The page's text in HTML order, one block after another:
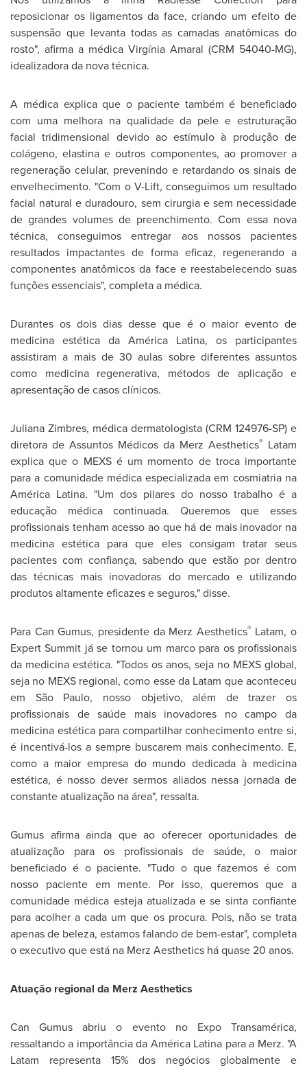
reposicionar os ligamentos da face, criando um efeito de
suspensão que levanta todas as camadas anatômicas do
rosto", afirma a médica Virgínia Amaral (CRM 54040-MG),
idealizadora da nova técnica.
A médica explica que o paciente também é beneficiado
com uma melhora na qualidade da pele e estruturação
facial tridimensional devido ao estímulo à produção de
colágeno, elastina e outros componentes, ao promover a
regeneração celular, prevenindo e retardando os sinais de
envelhecimento. "Com o V-Lift, conseguimos um resultado
facial natural e duradouro, sem cirurgia e sem necessidade
de grandes volumes de preenchimento. Com essa nova
técnica, conseguimos entregar aos nossos pacientes
resultados impactantes de forma eficaz, regenerando a
componentes anatômicos da face e reestabelecendo suas
funções essenciais", completa a médica.
Durantes os dois dias desse que é o maior evento de
medicina estética da América Latina, os participantes
assistiram a mais de 30 aulas sobre diferentes assuntos
como medicina regenerativa, métodos de aplicação e
apresentação de casos clínicos.
Juliana Zimbres, médica dermatologista (CRM 124976-SP) e
diretora de Assuntos Médicos da Merz Aesthetics® Latam
explica que o MEXS é um momento de troca importante
para a comunidade médica especializada em cosmiatria na
América Latina. "Um dos pilares do nosso trabalho é a
educação médica continuada. Queremos que esses
profissionais tenham acesso ao que há de mais inovador na
medicina estética para que eles consigam tratar seus
pacientes com confiança, sabendo que estão por dentro
das técnicas mais inovadoras do mercado e utilizando
produtos altamente eficazes e seguros," disse.
Para Can Gumus, presidente da Merz Aesthetics®Latam, o
Expert Summit já se tornou um marco para os profissionais
da medicina estética. "Todos os anos, seja no MEXS global,
seja no MEXS regional, como esse da Latam que aconteceu
em São Paulo, nosso objetivo, além de trazer os
profissionais de saúde mais inovadores no campo da
medicina estética para compartilhar conhecimento entre si,
é incentivá-los a sempre buscarem mais conhecimento. E,
como a maior empresa do mundo dedicada à medicina
estética, é nosso dever sermos aliados nessa jornada de
constante atualização na área", ressalta.
Gumus afirma ainda que ao oferecer oportunidades de
atualização para os profissionais de saúde, o maior
beneficiado é o paciente. "Tudo o que fazemos é com
nosso paciente em mente. Por isso, queremos que a
comunidade médica esteja atualizada e se sinta confiante
para acolher a cada um que os procura. Pois, não se trata
apenas de beleza, estamos falando de bem-estar", completa
o executivo que está na Merz Aesthetics há quase 20 anos.
Atuação regional da Merz Aesthetics
Can Gumus abriu o evento no Expo Transamérica,
ressaltando a importância da América Latina para a Merz. "A
Latam representa 15% dos negócios globalmente e